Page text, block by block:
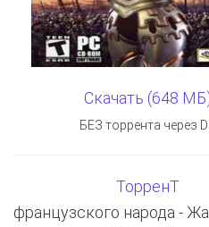
Скачать (648
БЕЗ торрента через
ТорренТ
французского народа -